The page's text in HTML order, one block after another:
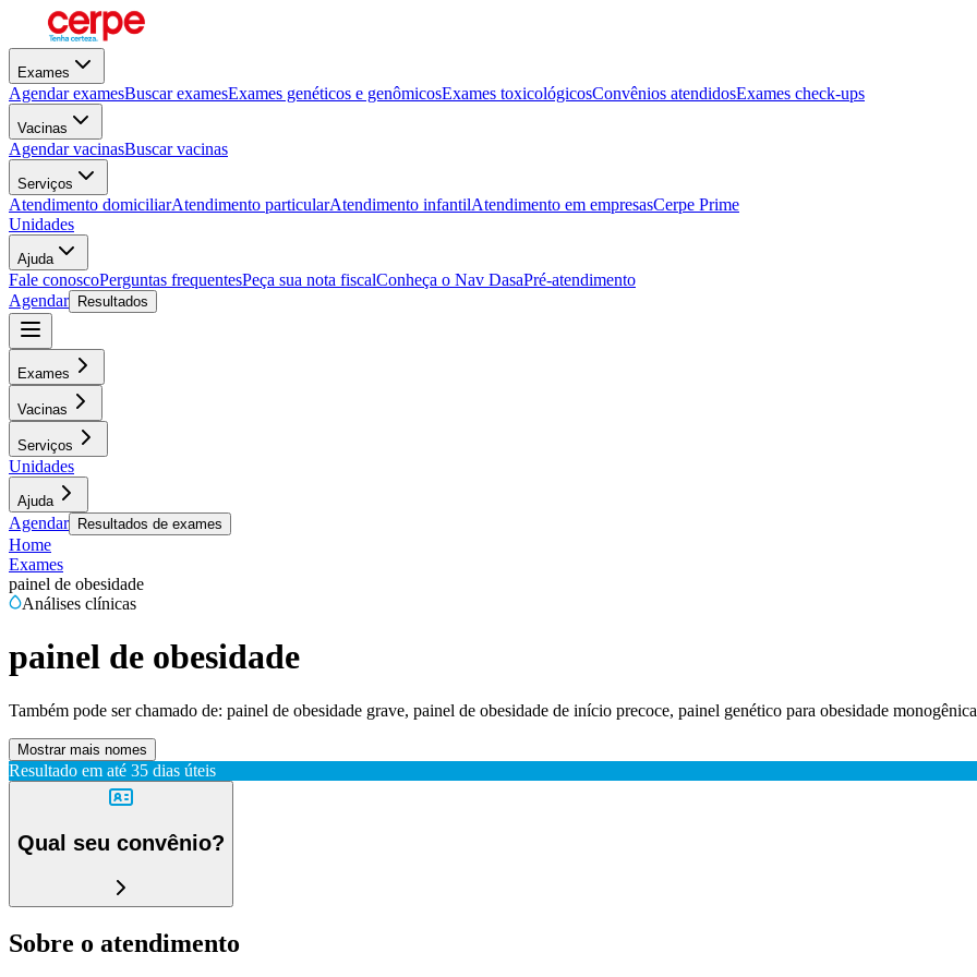
Exames
Agendar examesBuscar examesExames genéticos e genômicosExames toxicológicosConvênios atendidosExames check-ups
Vacinas
Agendar vacinasBuscar vacinas
Serviços
Atendimento domiciliarAtendimento particularAtendimento infantilAtendimento em empresasCerpe Prime
Unidades
Ajuda
Fale conoscoPerguntas frequentesPeça sua nota fiscalConheça o Nav DasaPré-atendimento
Agendar
Resultados
Exames
Vacinas
Serviços
Unidades
Ajuda
Agendar Resultados de exames
Home
Exames
painel de obesidade
Análises clínicas
painel de obesidade
Também pode ser chamado de: painel de obesidade grave, painel de obesidade de início precoce, painel genético para obesidade monogênica
Mostrar mais nomes
Resultado em até 35 dias úteis
Qual seu convênio?
Sobre o atendimento